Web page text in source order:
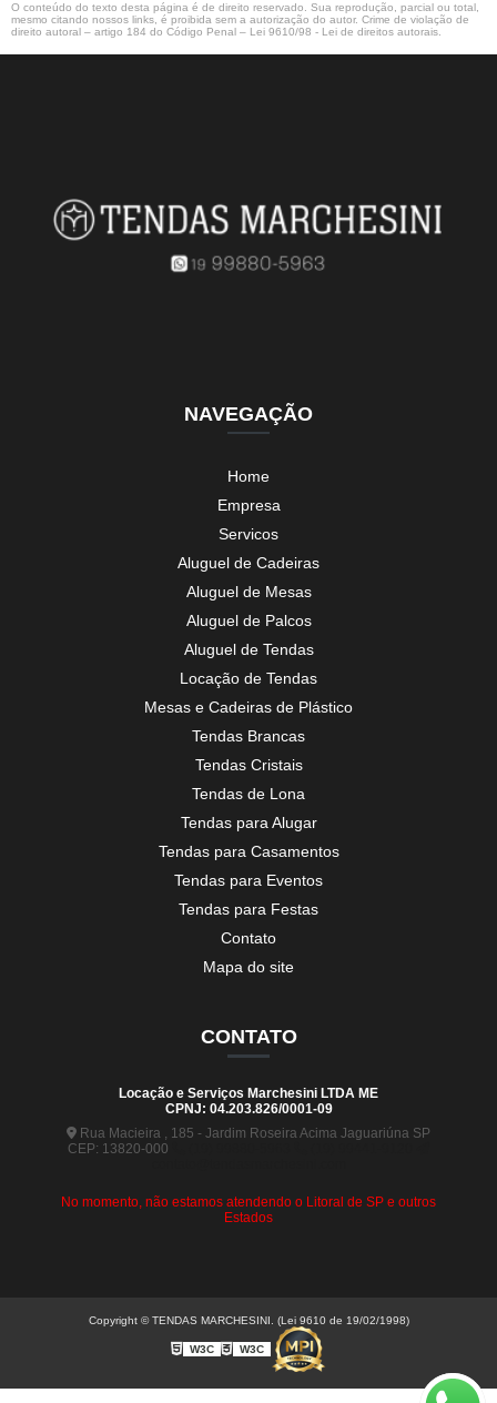
O conteúdo do texto desta página é de direito reservado. Sua reprodução, parcial ou total,
mesmo citando nossos links, é proibida sem a autorização do autor. Crime de violação de
direito autoral – artigo 184 do Código Penal – Lei 9610/98 - Lei de direitos autorais
NAVEGAÇÃO
Home
Empresa
Servicos
Aluguel de Cadeiras
Aluguel de Mesas
Aluguel de Palcos
Aluguel de Tendas
Locação de Tendas
Mesas e Cadeiras de Plástico
Tendas Brancas
Tendas Cristais
Tendas de Lona
Tendas para Alugar
Tendas para Casamentos
Tendas para Eventos
Tendas para Festas
Contato
Mapa do site
CONTATO
Locação e Serviços Marchesini LTDA ME
CPNJ: 04.203.826/0001-09
Rua Macieira , 185 - Jardim Roseira Acima Jaguariúna SP
CEP: 13820-000
No momento, não estamos atendendo o Litoral de SP e outros
Estados
Copyright © TENDAS MARCHESINI. (Lei 9610 de 19/02/1998)
W3C W3C